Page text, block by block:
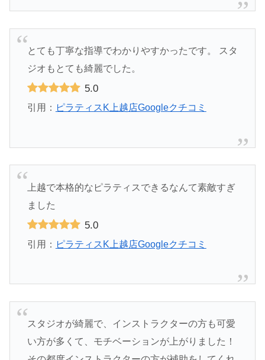
とても丁寧な指導でわかりやすかったです。 スタ
ジオもとても綺麗でした。
5.0
引用： ピラティスK上越店Googleクチコミ
上越で本格的なピラティスできるなんて素敵すぎ
ました
5.0
引用： ピラティスK上越店Googleクチコミ
スタジオが綺麗で、インストラクターの方も可愛
い方が多くて、モチベーションが上がりました！